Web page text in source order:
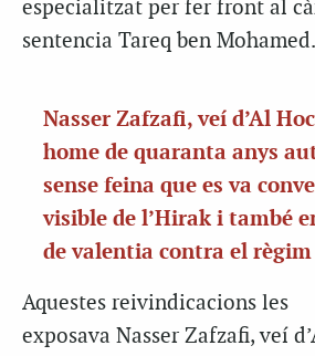
especialitzat per fer front al
sentencia Tareq ben Mohamed.
Nasser Zafzafi, veí d’Al
home de quaranta anys
sense feina que es va
visible de l’Hirak i també
de valentia contra el règim
Aquestes reivindicacions les
exposava Nasser Zafzafi, veí